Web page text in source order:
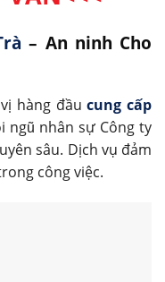
– An ninh Cho
hàng đầucung cấp
ngũ nhân sự Công ty
sâu. Dịch vụ đảm
công việc.